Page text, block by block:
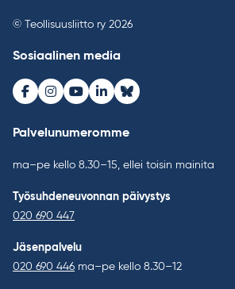
© Teollisuusliitto ry 2026
Sosiaalinen media
Facebook
Instagram
Youtube
LinkedInBluesky
Palvelunumeromme
ma–pe kello 8.30–15, ellei toisin mainita
Työsuhdeneuvonnan päivystys
020 690 447
Jäsenpalvelu
020 690 446 ma–pe kello 8.30–12